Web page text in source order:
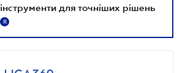
інструменти для точніших рішень
R